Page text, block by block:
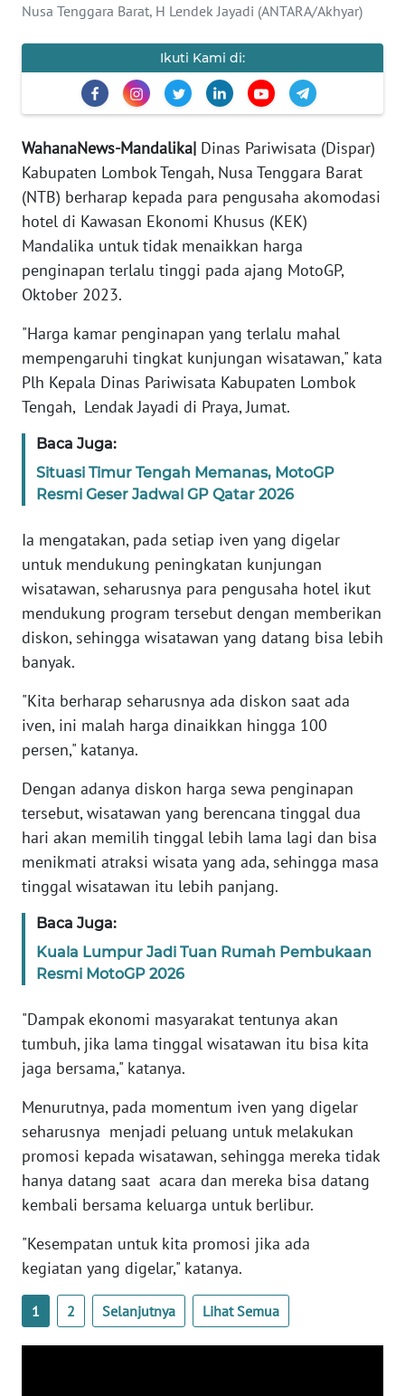
Nusa Tenggara Barat, H Lendek Jayadi (ANTARA/Akhyar)
Ikuti Kami di:
WahanaNews-Mandalika| Dinas Pariwisata (Dispar)
Kabupaten Lombok Tengah, Nusa Tenggara Barat
(NTB) berharap kepada para pengusaha akomodasi
hotel di Kawasan Ekonomi Khusus (KEK)
Mandalika untuk tidak menaikkan harga
penginapan terlalu tinggi pada ajang MotoGP,
Oktober 2023.
"Harga kamar penginapan yang terlalu mahal
mempengaruhi tingkat kunjungan wisatawan," kata
Plh Kepala Dinas Pariwisata Kabupaten Lombok
Tengah, Lendak Jayadi di Praya, Jumat.
Baca Juga:
Situasi Timur Tengah Memanas, MotoGP
Resmi Geser Jadwal GP Qatar 2026
Ia mengatakan, pada setiap iven yang digelar
untuk mendukung peningkatan kunjungan
wisatawan, seharusnya para pengusaha hotel ikut
mendukung program tersebut dengan memberikan
diskon, sehingga wisatawan yang datang bisa lebih
banyak.
"Kita berharap seharusnya ada diskon saat ada
iven, ini malah harga dinaikkan hingga 100
persen," katanya.
Dengan adanya diskon harga sewa penginapan
tersebut, wisatawan yang berencana tinggal dua
hari akan memilih tinggal lebih lama lagi dan bisa
menikmati atraksi wisata yang ada, sehingga masa
tinggal wisatawan itu lebih panjang.
Baca Juga:
Kuala Lumpur Jadi Tuan Rumah Pembukaan
Resmi MotoGP 2026
"Dampak ekonomi masyarakat tentunya akan
tumbuh, jika lama tinggal wisatawan itu bisa kita
jaga bersama," katanya.
Menurutnya, pada momentum iven yang digelar
seharusnya menjadi peluang untuk melakukan
promosi kepada wisatawan, sehingga mereka tidak
hanya datang saat acara dan mereka bisa datang
kembali bersama keluarga untuk berlibur.
"Kesempatan untuk kita promosi jika ada
kegiatan yang digelar," katanya.
1 2 Selanjutnya Lihat Semua
IKLAN
KAMI
PEDOMAN
MEDIA
SIBER
REDAKSI
KARIR
DISCLAIMER
Wahana
News
Regional
WN
SUMUT
WN
JAKARTA
JABAR
WN
WN
NTT
WN
KEPRI
WN
PAPUA
PAPUA
BARAT
WN
RIAU
SERAMBI
WN
JAMBI
SULTRA
WN
NTB